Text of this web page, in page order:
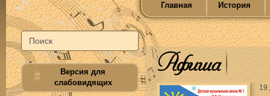
Главная История
Версия для
слабовидящих
Афиша
19